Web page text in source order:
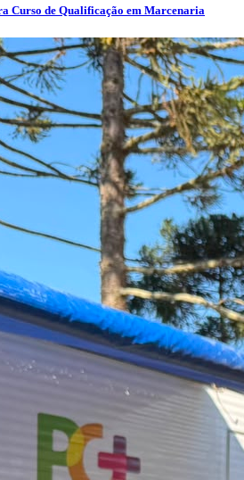
Curso de Qualificação em Marcenaria